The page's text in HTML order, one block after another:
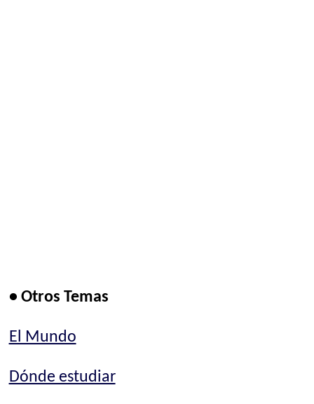
• Otros Temas
El Mundo
Dónde estudiar